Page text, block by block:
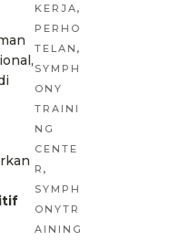
KERJA,
PERHO
TELAN ,
SYMPH
ONY
TRAINI
NG
CENTE
R ,
SYMPH
ONYTR
AINING